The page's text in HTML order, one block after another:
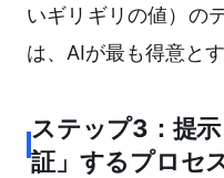
いギリギリの値）の
は、AIが最も得意と
ステップ3：提
証」するプロセ